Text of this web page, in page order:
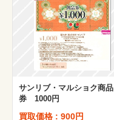
サンリブ・マルショク商品
券 1000円
買取価格 : 900円